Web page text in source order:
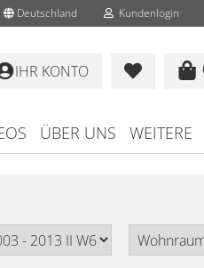
Deutschland Kundenlogin
IHR KONTO
ÜBER UNS WEITERE